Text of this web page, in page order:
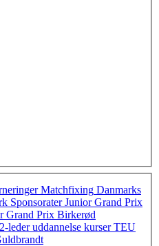
Matchfixing Danmarks
Sponsorater Junior Grand Prix
Grand Prix Birkerød
leder uddannelse kurser TEU